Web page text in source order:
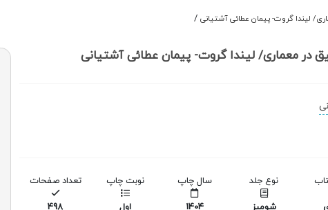
لیندا گروت- پیمان عطائی آشتیانی /
معماری/ لیندا گروت- پیمان عطائی آشتیانی
نوع جلد
شومیز
سال چاپ
1404
نوبت چاپ
اول
تعداد صفحات
498